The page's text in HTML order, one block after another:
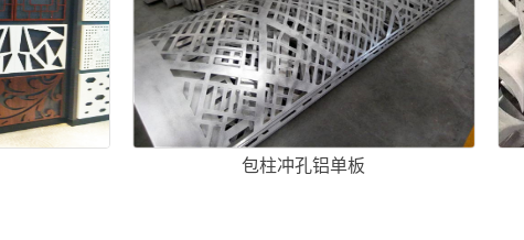
包柱冲孔铝单板